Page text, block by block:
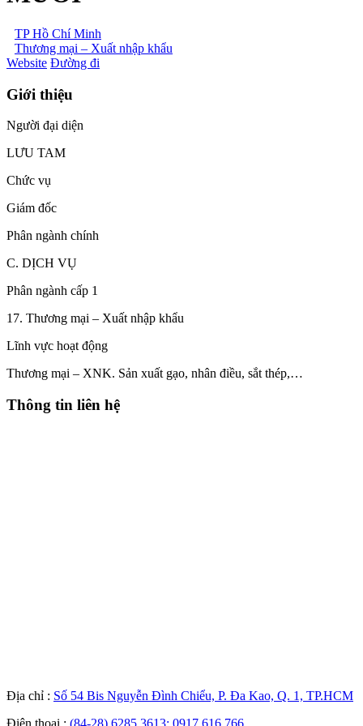
TP Hồ Chí Minh
Thương mại – Xuất nhập khẩu
Website Đường đi
Giới thiệu
Người đại diện
LƯU TAM
Chức vụ
Giám đốc
Phân ngành chính
C. DỊCH VỤ
Phân ngành cấp 1
17. Thương mại – Xuất nhập khẩu
Lĩnh vực hoạt động
Thương mại – XNK. Sản xuất gạo, nhân điều, sắt thép,…
Thông tin liên hệ
Địa chỉ : Số 54 Bis Nguyễn Đình Chiểu, P. Đa Kao, Q. 1, TP.HCM
Điện thoại : (84-28) 6285 3613; 0917 616 766